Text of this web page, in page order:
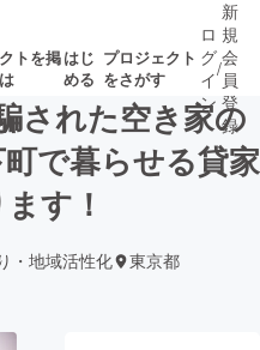
トを掲はじ
める
プロジェクト
をさがす
募集終了が近いプ
ロジェクト
ロ
グ
イ
ン
/
新
規
会
員
登
録
された空き家の
で暮らせる貸家
す！
・地域活性化 東京都